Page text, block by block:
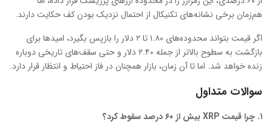
هم‌زمان برخی نشانه‌های تکنیکال از احتمال نزدیک بودن کف حکایت دارند.
اگر قیمت بتواند محدوده‌های ۱.۸۰ تا ۲ دلار را بازپس بگیرد، امیدها برای
بازگشت به سطوح بالاتر از جمله ۲.۴۰ دلار و حتی سقف‌های تاریخی دوباره
زنده خواهد شد. اما تا آن زمان، بازار همچنان در فاز احتیاط و انتظار قرار دارد.
سوالات متداول
۱. چرا قیمت
بیش از ۶۰ درصد سقوط کرد؟